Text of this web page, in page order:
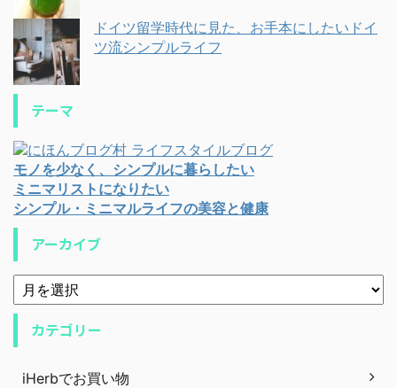
ドイツ留学時代に見た、お手本にしたいドイ
ツ流シンプルライフ
テーマ
モノを少なく、シンプルに暮らしたい
ミニマリストになりたい
シンプル・ミニマルライフの美容と健康
アーカイブ
カテゴリー
iHerbでお買い物